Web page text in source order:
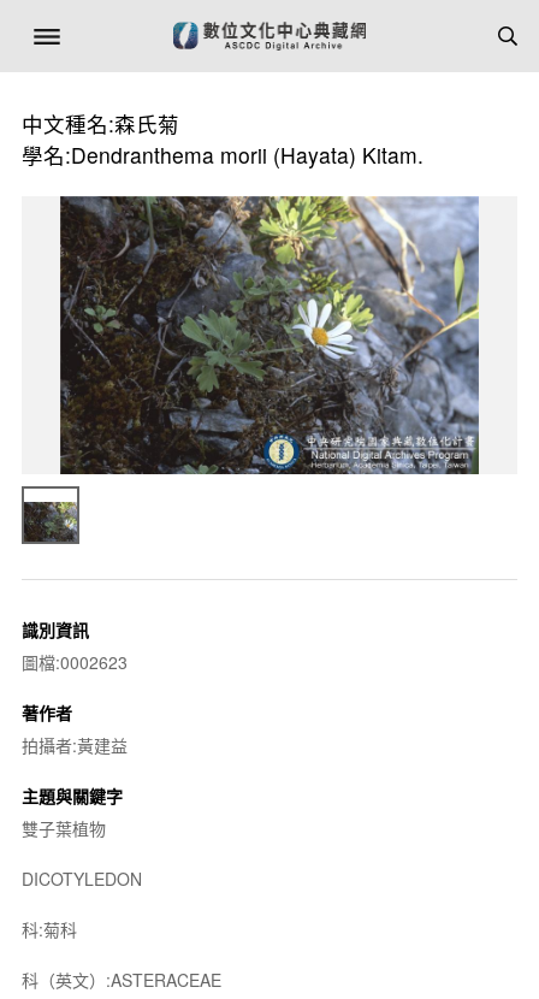
中文種名:森氏菊
學名:Dendranthema morii (Hayata) Kitam.
識別資訊
圖檔:0002623
著作者
拍攝者:黃建益
主題與關鍵字
雙子葉植物
DICOTYLEDON
科:菊科
科（英文）:ASTERACEAE